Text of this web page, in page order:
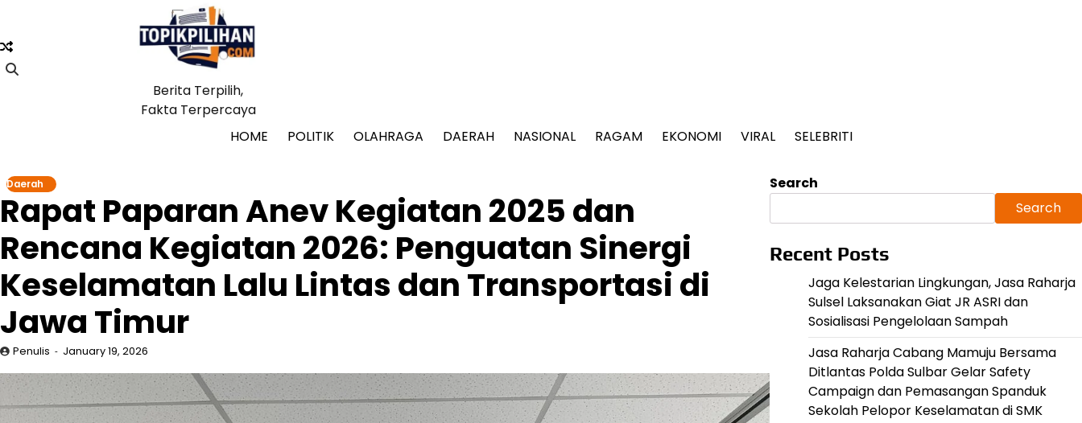
content
Berita Terpilih,
Fakta Terpercaya
HOME
POLITIK OLAHRAGA DAERAH NASIONAL RAGAM EKONOMI VIRAL SELEBRITI
Daerah
Rapat Paparan Anev Kegiatan 2025 dan
Rencana Kegiatan 2026: Penguatan Sinergi
Keselamatan Lalu Lintas dan Transportasi di
Jawa Timur
Penulis January 19, 2026
Search
Search
Recent Posts
Jaga Kelestarian Lingkungan, Jasa Raharja
Sulsel Laksanakan Giat JR ASRI dan
Sosialisasi Pengelolaan Sampah
Jasa Raharja Cabang Mamuju Bersama
Ditlantas Polda Sulbar Gelar Safety
Campaign dan Pemasangan Spanduk
Sekolah Pelopor Keselamatan di SMK